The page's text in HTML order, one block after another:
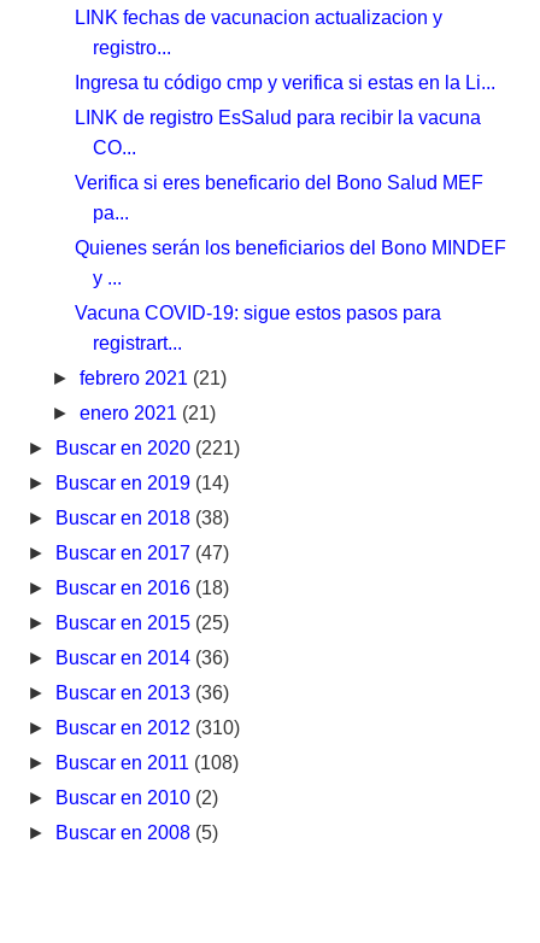
LINK fechas de vacunacion actualizacion y
registro...
Ingresa tu código cmp y verifica si estas en la Li...
LINK de registro EsSalud para recibir la vacuna
CO...
Verifica si eres beneficario del Bono Salud MEF
pa...
Quienes serán los beneficiarios del Bono MINDEF
y ...
Vacuna COVID-19: sigue estos pasos para
registrart...
► febrero 2021 (21)
► enero 2021 (21)
► Buscar en 2020 (221)
► Buscar en 2019 (14)
► Buscar en 2018 (38)
► Buscar en 2017 (47)
► Buscar en 2016 (18)
► Buscar en 2015 (25)
► Buscar en 2014 (36)
► Buscar en 2013 (36)
► Buscar en 2012 (310)
► Buscar en 2011 (108)
► Buscar en 2010 (2)
► Buscar en 2008 (5)